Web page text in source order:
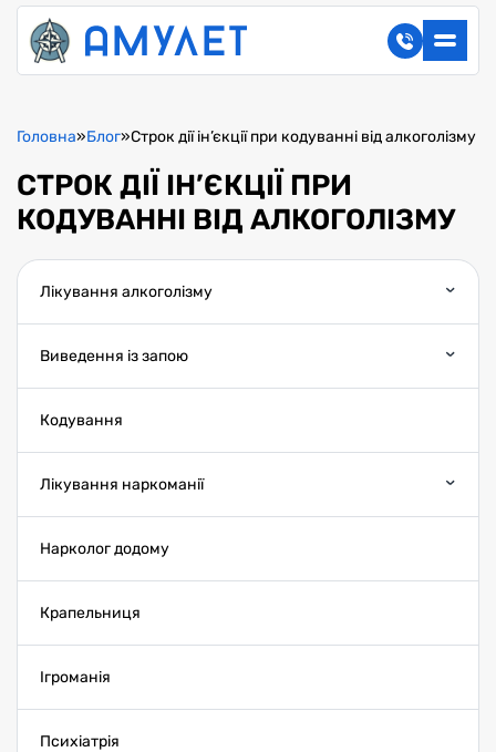
Головна»Блог»Строк дії ін’єкції при кодуванні від алкоголізму
СТРОК ДІЇ ІН’ЄКЦІЇ ПРИ
КОДУВАННІ ВІД АЛКОГОЛІЗМУ
Лікування алкоголізму
Виведення із запою
Кодування
Лікування наркоманії
Нарколог додому
Крапельниця
Ігроманія
Психіатрія